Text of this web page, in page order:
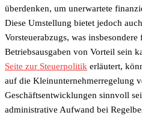
überdenken, um unerwartete
Diese Umstellung bietet jedoch
Vorsteuerabzugs, was
Betriebsausgaben von Vorteil sein
Seite zur Steuerpolitik erläutert,
auf die Kleinunternehmerregelung
Geschäftsentwicklungen sinnvoll
administrative Aufwand bei